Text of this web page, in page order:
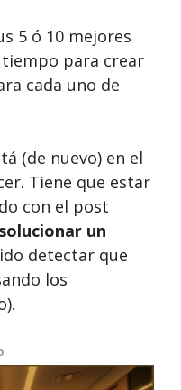
5 ó 10 mejores
para crear
cada uno de
(de nuevo) en el
Tiene que estar
con el post
solucionar un
detectar que
los